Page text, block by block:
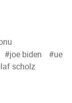
#joe biden
#ue
scholz